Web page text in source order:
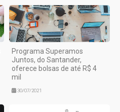
Programa Superamos
Juntos, do Santander,
oferece bolsas de até R$ 4
mil
30/07/2021